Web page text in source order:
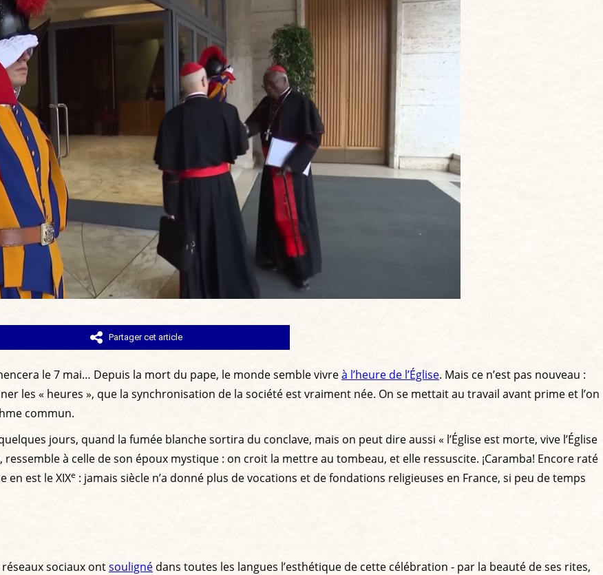
Partager cet article
le 7 mai… Depuis la mort du pape, le monde semble vivreà l’heure de l’Église. Mais ce n’est pas nouveau :
les « heures », que la synchronisation de la société est vraiment née. On se mettait au travail avant prime et l’on
commun.
jours, quand la fumée blanche sortira du conclave, mais on peut dire aussi « l’Église est morte, vive l’Église
à celle de son époux mystique : on croit la mettre au tombeau, et elle ressuscite. ¡Caramba! Encore raté
en est le XIXe : jamais siècle n’a donné plus de vocations et de fondations religieuses en France, si peu de temps
sociaux ontsouligné dans toutes les langues l’esthétique de cette célébration - par la beauté de ses rites,